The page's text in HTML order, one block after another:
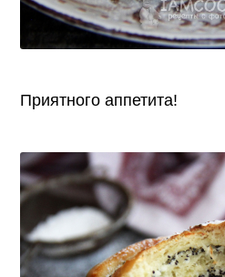
Приятного аппетита!